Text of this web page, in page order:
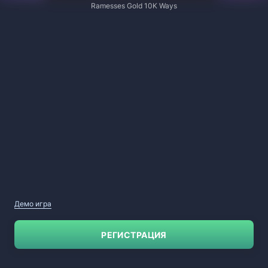
Ramesses Gold 10K Ways
Демо игра
РЕГИСТРАЦИЯ